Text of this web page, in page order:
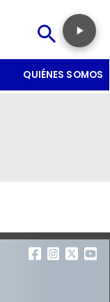
QUIÉNES SOMOS